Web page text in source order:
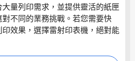
量列印需求，並提供靈活的紙匣
不同的業務挑戰。若您需要快
效果，選擇雷射印表機，絕對能